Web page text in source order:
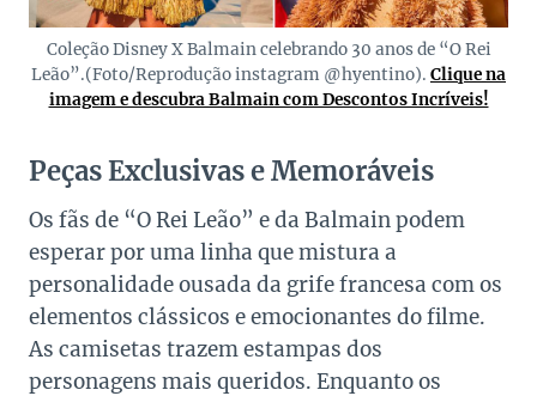
Coleção Disney X Balmain celebrando 30 anos de “O Rei
Leão”.(Foto/Reprodução instagram @hyentino). Clique na
imagem e descubra Balmain com Descontos Incríveis!
Peças Exclusivas e Memoráveis
Os fãs de “O Rei Leão” e da Balmain podem
esperar por uma linha que mistura a
personalidade ousada da grife francesa com os
elementos clássicos e emocionantes do filme.
As camisetas trazem estampas dos
personagens mais queridos. Enquanto os